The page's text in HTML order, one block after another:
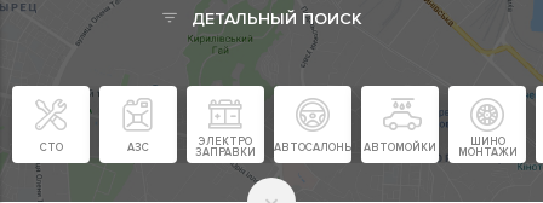
ДЕТАЛЬНЫЙ ПОИСК
СТО АЗС
ЭЛЕКТРО
ЗАПРАВКИ
АВТОСАЛОНЫ АВТОМОЙКИ
ШИНО
МОНТАЖИ